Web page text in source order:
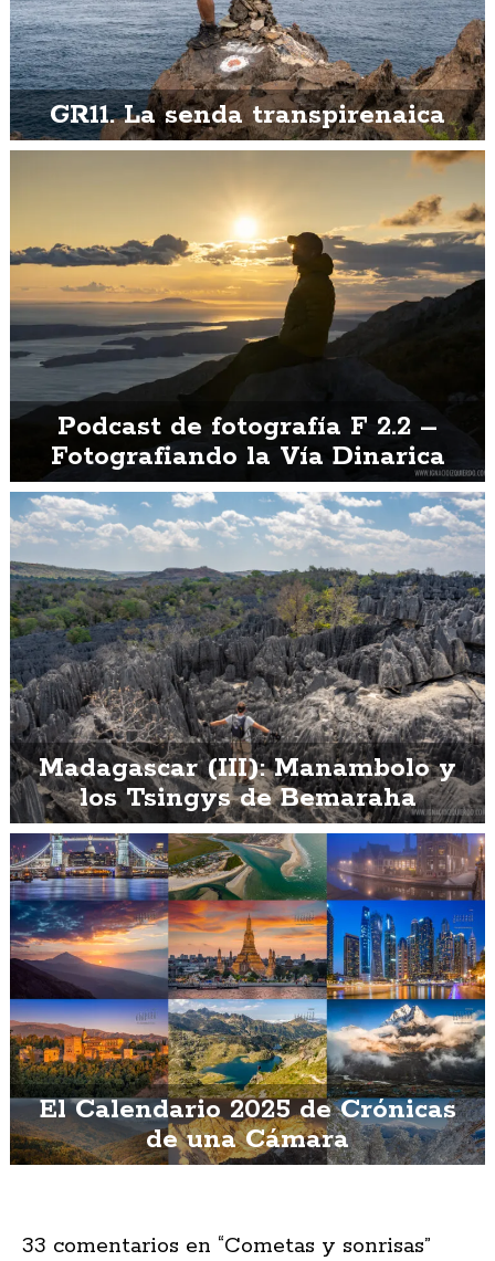
GR11. La senda transpirenaica
Podcast de fotografía F 2.2 –
Fotografiando la Vía Dinarica
Madagascar (III): Manambolo y
los Tsingys de Bemaraha
El Calendario 2025 de Crónicas
de una Cámara
33 comentarios en “Cometas y sonrisas”